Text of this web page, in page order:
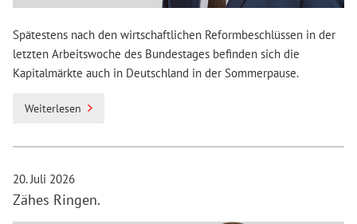
Spätestens nach den wirtschaftlichen Reformbeschlüssen in der
letzten Arbeitswoche des Bundestages befinden sich die
Kapitalmärkte auch in Deutschland in der Sommerpause.
Weiterlesen
20. Juli 2026
Zähes Ringen.